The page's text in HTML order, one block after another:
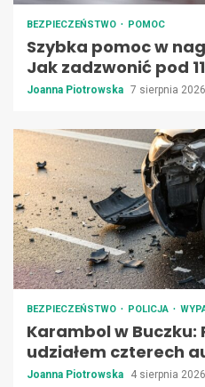
BEZPIECZEŃSTWO POMOC
Szybka pomoc w
Jak zadzwonić pod
Joanna Piotrowska 7 sierpnia 2026
BEZPIECZEŃSTWO POLICJA
Karambol w Buczku:
udziałem czterech
Joanna Piotrowska 4 sierpnia 2026